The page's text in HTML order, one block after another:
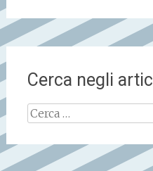
Cerca negli
Ricerca